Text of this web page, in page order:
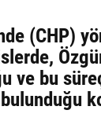
(CHP)
ve bu